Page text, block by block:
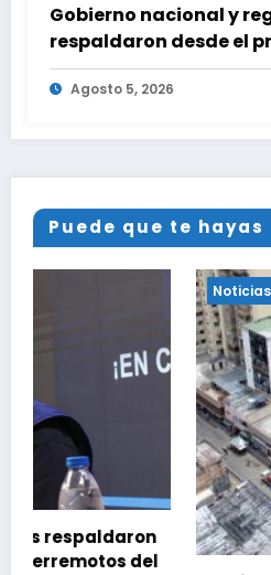
Gobierno nacional y
respaldaron desde el
momento tras
Agosto 5, 2026
Puede que te